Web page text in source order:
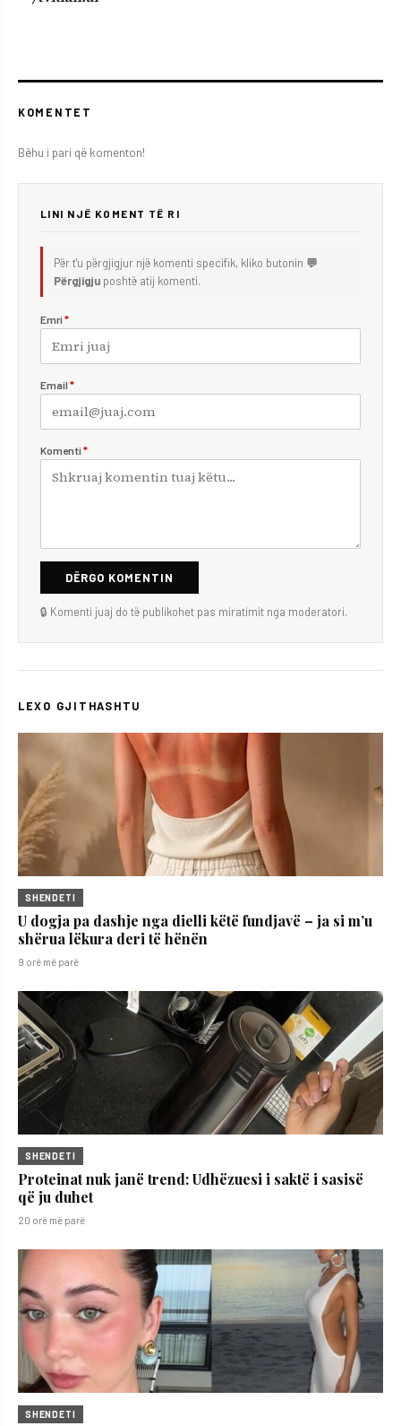
KOMENTET
Bëhu i pari që komenton!
LINI NJË KOMENT TË RI
Për t'u përgjigjur një komenti specifik, kliko butonin 💬
Përgjigju poshtë atij komenti.
Emri *
Email *
Komenti *
DËRGO KOMENTIN
🔒 Komenti juaj do të publikohet pas miratimit nga moderatori.
LEXO GJITHASHTU
SHENDETI
U dogja pa dashje nga dielli këtë fundjavë – ja si m’u
shërua lëkura deri të hënën
9 orë më parë
SHENDETI
Proteinat nuk janë trend: Udhëzuesi i saktë i sasisë
që ju duhet
20 orë më parë
SHENDETI